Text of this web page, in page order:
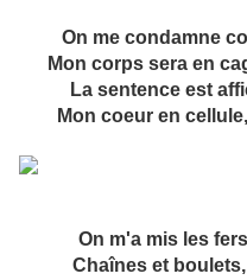
On me condamne
Mon corps sera en
La sentence est
Mon coeur en
On m'a mis les
Chaînes et